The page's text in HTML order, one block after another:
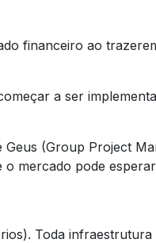
financeiro ao
a ser
(Group Project
mercado pode
Toda